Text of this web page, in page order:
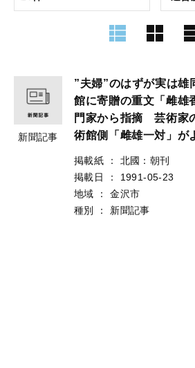
新聞記事
”夫婦”のはずが実は
館に寄贈の重文「雌
門家から指摘 芸術家
術館側「雌雄一対」が
掲載紙 ：
北國：朝刊
掲載日
：
1991-05-23
地域
：
金沢市
種別
： 新聞記事